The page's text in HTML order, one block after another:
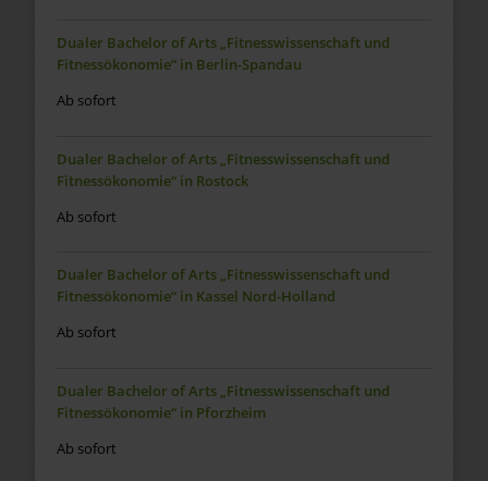
Dualer Bachelor of Arts „Fitnesswissenschaft und
Fitnessökonomie“ in Berlin-Spandau
Ab sofort
Dualer Bachelor of Arts „Fitnesswissenschaft und
Fitnessökonomie“ in Rostock
Ab sofort
Dualer Bachelor of Arts „Fitnesswissenschaft und
Fitnessökonomie“ in Kassel Nord-Holland
Ab sofort
Dualer Bachelor of Arts „Fitnesswissenschaft und
Fitnessökonomie“ in Pforzheim
Ab sofort